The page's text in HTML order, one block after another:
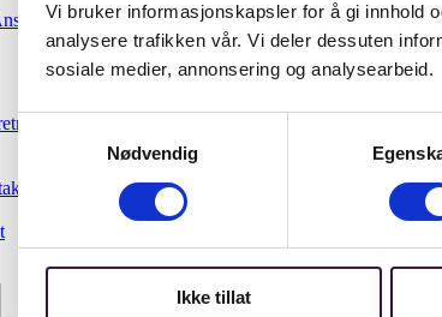
Vi bruker informasjonskapsler for å gi innhold
analysere trafikken vår. Vi deler dessuten
sosiale medier, annonsering og analysearbeid.
Samtykkevalg
Nødvendig
Ikke tillat
og styret3 / Norsirk-Abbas-Bagherzadeh-8341
oss